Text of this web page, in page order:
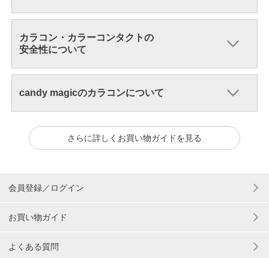
カラコン・カラーコンタクトの
安全性について
candy magicのカラコンについて
さらに詳しくお買い物ガイドを見る
会員登録／ログイン
お買い物ガイド
よくある質問